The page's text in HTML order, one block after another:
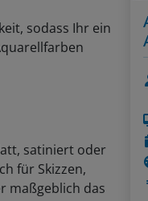
sodass Ihr ein
satiniert oder
für Skizzen,
maßgeblich das